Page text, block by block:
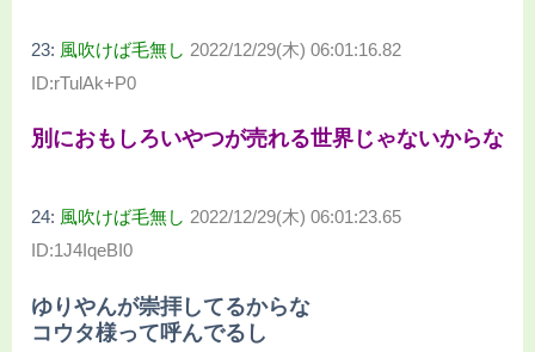
23: 風吹けば毛無し 2022/12/29(木) 06:01:16.82
ID:rTulAk+P0
別におもしろいやつが売れる世界じゃないからな
24: 風吹けば毛無し 2022/12/29(木) 06:01:23.65
ID:1J4IqeBI0
ゆりやんが崇拝してるからな
コウタ様って呼んでるし